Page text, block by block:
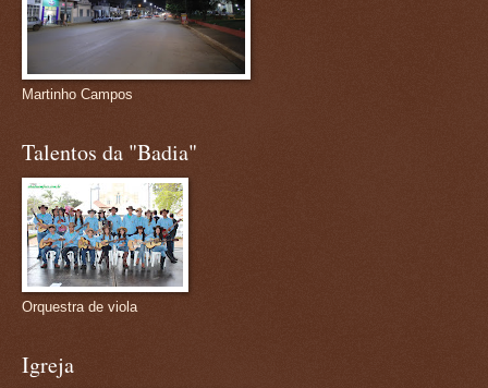
Martinho Campos
Talentos da "Badia"
Orquestra de viola
Igreja